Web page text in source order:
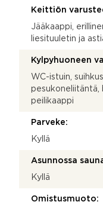
Keittiön
Jääkaappi,
liesituuletin ja
Kylpyhuoneen
WC-istuin,
pesukoneliitäntä,
peilikaappi
Parveke:
Kyllä
Asunnossa
Kyllä
Omistusmuoto: